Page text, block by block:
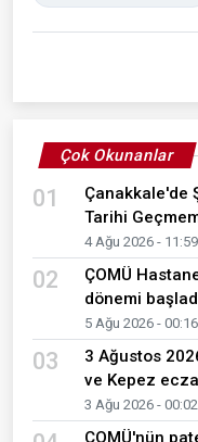
Çok Okunanlar
01
Çanakkale'de
Tarihi
4 Ağu 2026 - 11:59
02
ÇOMÜ
dönemi
5 Ağu 2026 - 00:16
03
3 Ağustos
ve Kepez
3 Ağu 2026 - 00:02
ÇOMÜ'nün